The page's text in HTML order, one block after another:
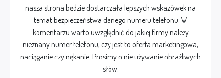
nasza strona będzie dostarczała lepszych wskazówek na
temat bezpieczeństwa danego numeru telefonu. W
komentarzu warto uwzględnić do jakiej firmy należy
nieznany numer telefonu, czy jest to oferta marketingowa,
naciąganie czy nękanie. Prosimy o nie używanie obraźliwych
słów.